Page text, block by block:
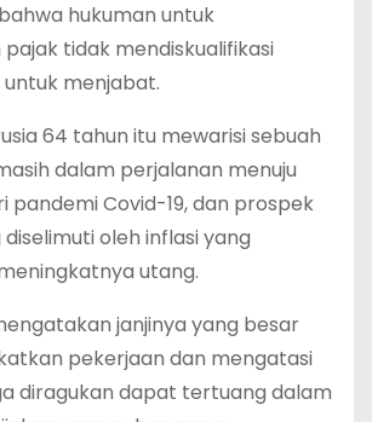
hukuman untuk
tidak mendiskualifikasi
menjabat.
64 tahun itu mewarisi sebuah
dalam perjalanan menuju
pandemi Covid-19, dan prospek
oleh inflasi yang
utang.
janjinya yang besar
pekerjaan dan mengatasi
diragukan dapat tertuang dalam